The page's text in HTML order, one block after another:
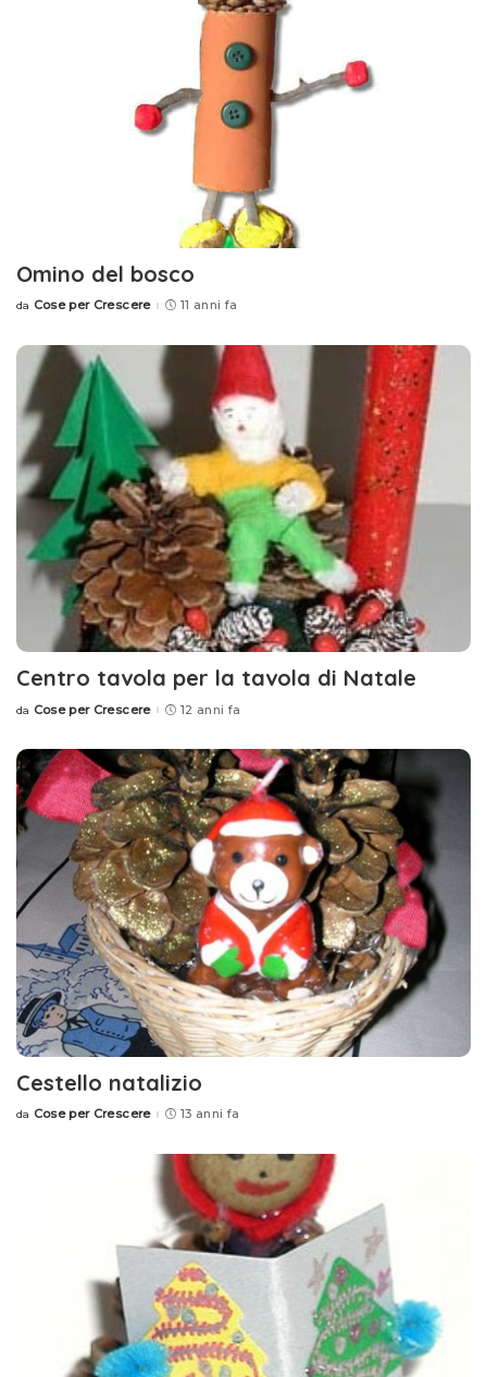
Omino del bosco
Posted
da Cose per Crescere 11 anni fa
Centro tavola per la tavola di Natale
Posted
da Cose per Crescere 12 anni fa
Cestello natalizio
Posted
da Cose per Crescere 13 anni fa